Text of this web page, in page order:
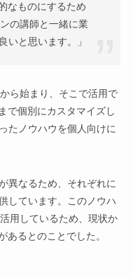
なものにするため
の講師と一緒に業
いと思います。」
ら始まり、そこで活用で
で個別にカスタマイズし
たノウハウを個人向けに
異なるため、それぞれに
しています。このノウハ
用しているため、現状か
あるとのことでした。